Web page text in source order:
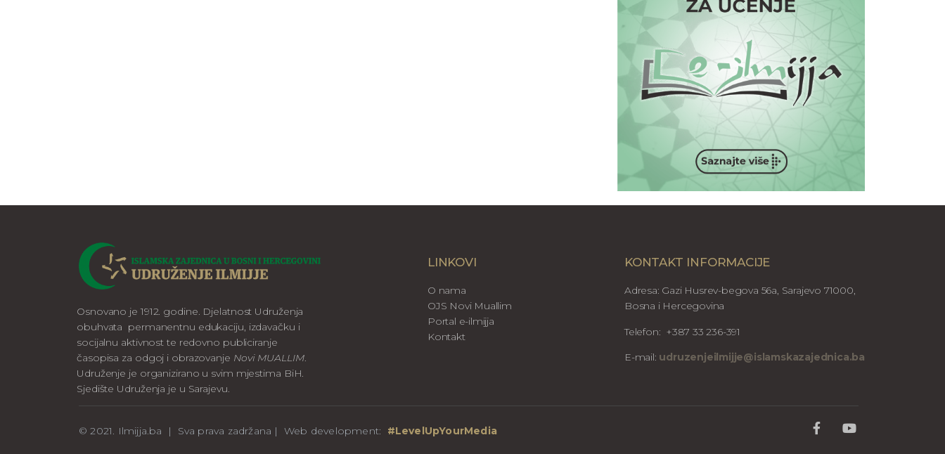
Osnovano je 1912. godine. Djelatnost Udruženja
obuhvata permanentnu edukaciju, izdavačku i
socijalnu aktivnost te redovno publiciranje
časopisa za odgoj i obrazovanje Novi MUALLIM.
Udruženje je organizirano u svim mjestima BiH.
Sjedište Udruženja je u Sarajevu.
LINKOVI
O nama
OJS Novi Muallim
Portal e-ilmijja
Kontakt
KONTAKT INFORMACIJE
Adresa: Gazi Husrev-begova 56a, Sarajevo 71000,
Bosna i Hercegovina
Telefon: +387 33 236-391
E-mail: udruzenjeilmijje@islamskazajednica.ba
© 2021. Ilmijja.ba | Sva prava zadržana | Web development: #LevelUpYourMedia